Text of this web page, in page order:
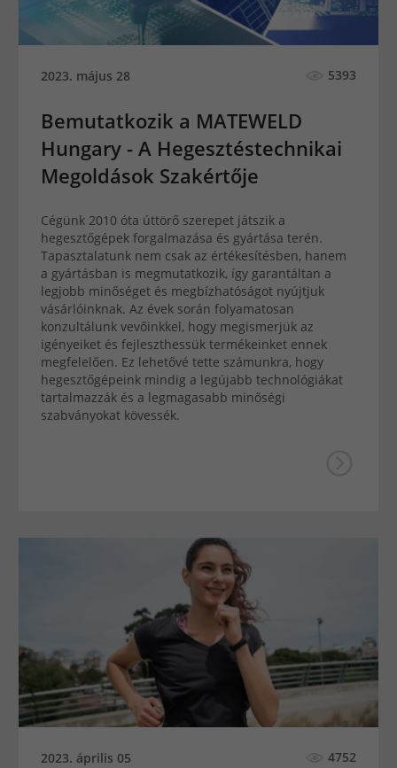
2023. május 28 5393
Bemutatkozik a MATEWELD
Hungary - A Hegesztéstechnikai
Megoldások Szakértője
Cégünk 2010 óta úttörő szerepet játszik a
hegesztőgépek forgalmazása és gyártása terén.
Tapasztalatunk nem csak az értékesítésben, hanem
a gyártásban is megmutatkozik, így garantáltan a
legjobb minőséget és megbízhatóságot nyújtjuk
vásárlóinknak. Az évek során folyamatosan
konzultálunk vevőinkkel, hogy megismerjük az
igényeiket és fejleszthessük termékeinket ennek
megfelelően. Ez lehetővé tette számunkra, hogy
hegesztőgépeink mindig a legújabb technológiákat
tartalmazzák és a legmagasabb minőségi
szabványokat kövessék.
2023. április 05 4752